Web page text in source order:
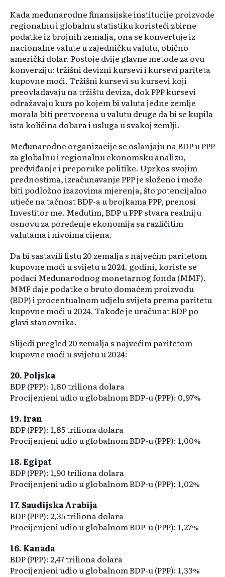
Kada međunarodne finansijske institucije proizvode
regionalnu i globalnu statistiku koristeći zbirne
podatke iz brojnih zemalja, ona se konvertuje iz
nacionalne valute u zajedničku valutu, obično
američki dolar. Postoje dvije glavne metode za ovu
konverziju: tržišni devizni kursevi i kursevi pariteta
kupovne moći. Tržišni kursevi su kursevi koji
preovladavaju na tržištu deviza, dok PPP kursevi
odražavaju kurs po kojem bi valuta jedne zemlje
morala biti pretvorena u valutu druge da bi se kupila
ista količina dobara i usluga u svakoj zemlji.
Međunarodne organizacije se oslanjaju na BDP u PPP
za globalnu i regionalnu ekonomsku analizu,
predviđanje i preporuke politike. Uprkos svojim
prednostima, izračunavanje PPP je složeno i može
biti podložno izazovima mjerenja, što potencijalno
utječe na tačnost BDP-a u brojkama PPP, prenosi
Investitor me. Međutim, BDP u PPP stvara realniju
osnovu za poređenje ekonomija sa različitim
valutama i nivoima cijena.
Da bi sastavili listu 20 zemalja s najvećim paritetom
kupovne moći u svijetu u 2024. godini, koriste se
podaci Međunarodnog monetarnog fonda (MMF).
MMF daje podatke o bruto domaćem proizvodu
(BDP) i procentualnom udjelu svijeta prema paritetu
kupovne moći u 2024. Takođe je uračunat BDP po
glavi stanovnika.
Slijedi pregled 20 zemalja s najvećim paritetom
kupovne moći u svijetu u 2024:
20. Poljska
BDP (PPP): 1,80 triliona dolara
Procijenjeni udio u globalnom BDP-u (PPP): 0,97%
19. Iran
BDP (PPP): 1,85 triliona dolara
Procijenjeni udio u globalnom BDP-u (PPP): 1,00%
18. Egipat
BDP (PPP): 1,90 triliona dolara
Procijenjeni udio u globalnom BDP-u (PPP): 1,02%
17. Saudijska Arabija
BDP (PPP): 2,35 triliona dolara
Procijenjeni udio u globalnom BDP-u (PPP): 1,27%
16. Kanada
BDP (PPP): 2,47 triliona dolara
Procijenjeni udio u globalnom BDP-u (PPP): 1,33%